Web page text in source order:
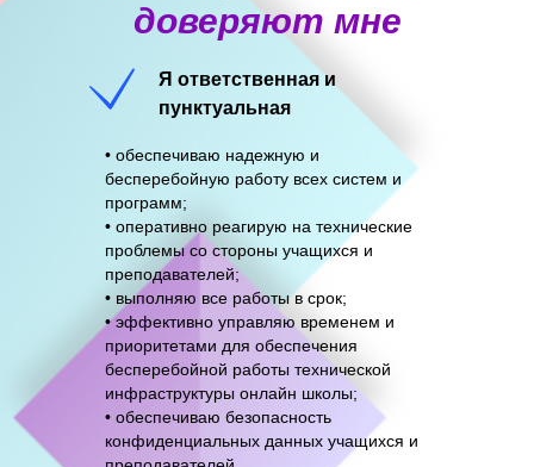
доверяют мне
Я ответственная и
пунктуальная
• обеспечиваю надежную и
бесперебойную работу всех систем и
программ;
• оперативно реагирую на технические
проблемы со стороны учащихся и
преподавателей;
• выполняю все работы в срок;
• эффективно управляю временем и
приоритетами для обеспечения
бесперебойной работы технической
инфраструктуры онлайн школы;
• обеспечиваю безопасность
конфиденциальных данных учащихся и